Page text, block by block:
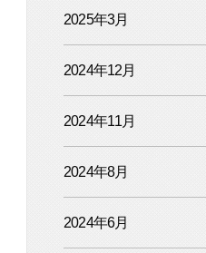
2025年3月
2024年12月
2024年11月
2024年8月
2024年6月